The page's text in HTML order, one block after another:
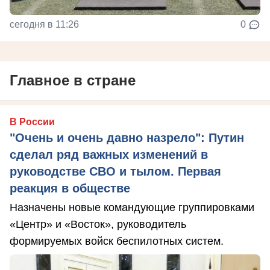
сегодня в 11:26 0
Главное в стране
В России
"Очень и очень давно назрело": Путин
сделал ряд важных изменений в
руководстве СВО и тылом. Первая
реакция в обществе
Назначены новые командующие группировками
«Центр» и «Восток», руководитель
формируемых войск беспилотных систем.